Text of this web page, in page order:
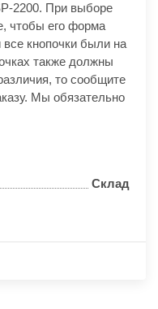
2200. При выборе
чтобы его форма
кнопочки были на
также должны
то сообщите
Мы обязательно
Склад